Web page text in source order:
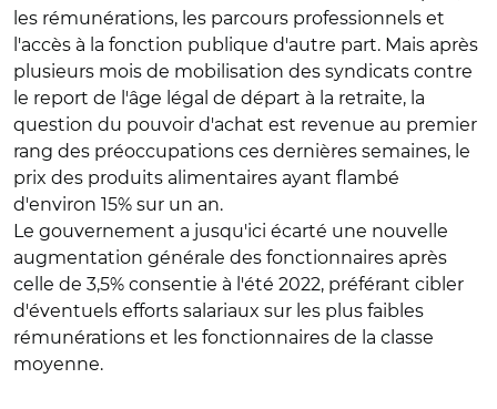
les rémunérations, les parcours professionnels et
l'accès à la fonction publique d'autre part. Mais après
plusieurs mois de mobilisation des syndicats contre
le report de l'âge légal de départ à la retraite, la
question du pouvoir d'achat est revenue au premier
rang des préoccupations ces dernières semaines, le
prix des produits alimentaires ayant flambé
d'environ 15% sur un an.
Le gouvernement a jusqu'ici écarté une nouvelle
augmentation générale des fonctionnaires après
celle de 3,5% consentie à l'été 2022, préférant cibler
d'éventuels efforts salariaux sur les plus faibles
rémunérations et les fonctionnaires de la classe
moyenne.